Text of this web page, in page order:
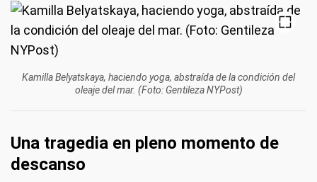
Kamilla Belyatskaya, haciendo yoga, abstraída de la condición del
oleaje del mar. (Foto: Gentileza NYPost)
Una tragedia en pleno momento de
descanso